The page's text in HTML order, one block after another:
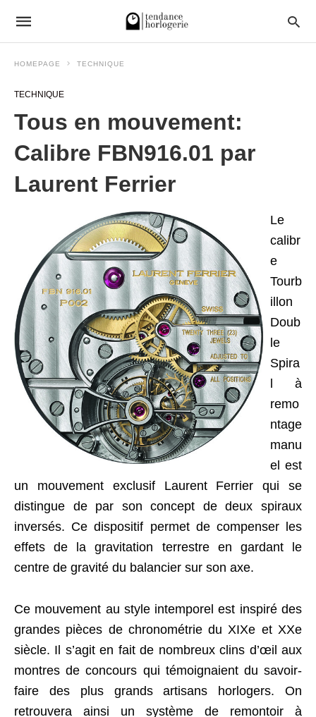
HOMEPAGE TECHNIQUE
TECHNIQUE
Tous en mouvement:
Calibre FBN916.01 par
Laurent Ferrier
Le
calibr
e
Tourb
illon
Doub
le
Spira
l à
remo
ntage
manu
el est
un mouvement exclusif Laurent Ferrier qui se
distingue de par son concept de deux spiraux
inversés. Ce dispositif permet de compenser les
effets de la gravitation terrestre en gardant le
centre de gravité du balancier sur son axe.
Ce mouvement au style intemporel est inspiré des
grandes pièces de chronométrie du XIXe et XXe
siècle. Il s’agit en fait de nombreux clins d’œil aux
montres de concours qui témoignaient du savoir-
faire des plus grands artisans horlogers. On
retrouvera ainsi un système de remontoir à